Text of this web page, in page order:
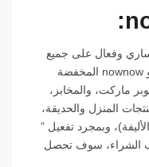
وفعال على جميع
المنتجات المتوفرة بداخل تطبيق ناو ناو nownow المخفضة
ماركت، والمخابز،
المنزل والحديقة،
وبمجرد تفعيل ”
الشراء، سوف تحصل